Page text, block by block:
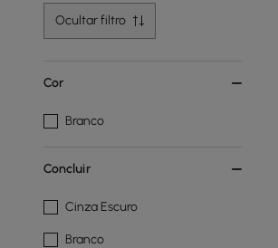
Ocultar filtro
Cor
Branco
Concluir
Cinza Escuro
Branco